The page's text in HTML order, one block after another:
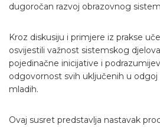
dugoročan razvoj obrazovnog
Kroz diskusiju i primjere iz prakse
osvijestili važnost sistemskog
pojedinačne inicijative i
odgovornost svih uključenih u odgoj
mladih.
Ovaj susret predstavlja nastavak